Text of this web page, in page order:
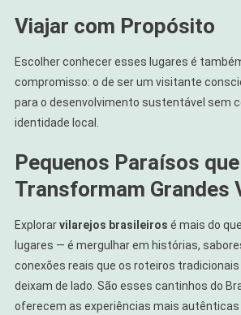
Viajar com Propósito
Escolher conhecer esses lugares é
compromisso: o de ser um visitante
para o desenvolvimento sustentável sem
identidade local.
Pequenos Paraísos que
Transformam Grandes
Explorarvilarejos brasileiros é mais do
lugares — é mergulhar em histórias,
conexões reais que os roteiros
deixam de lado. São esses cantinhos do
oferecem as experiências mais autênticas